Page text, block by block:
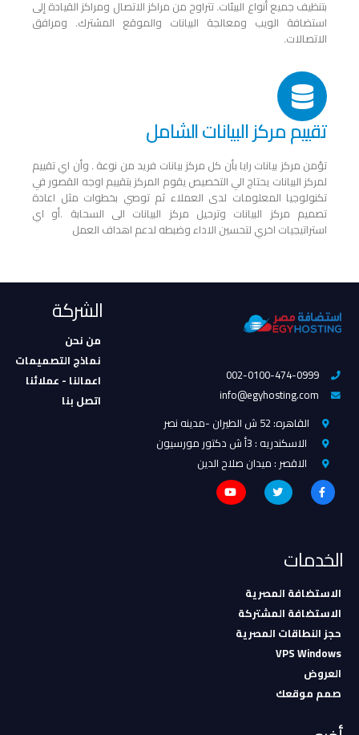
بتنظيف جميع أنواع البيئات. تتراوح من مراكز الاتصال ومراكز القيادة إلى
استضافة الويب ومعالجة البيانات والموقع المشترك. ومرافق
الاتصالات.
تقييم مركز البيانات الشامل
تؤمن مركز بيانات رايا بأن كل مركز بيانات فريد من نوعة . وأن اي تقييم
لمركز البيانات يحتاج الي التخصيص يقوم المركز بتقييم اوجه القصور في
تكنولوجيا المعلومات لدى العملاء ثم توصي بخطوات مثل اعادة
تصميم مركز البيانات وترحيل مركز البيانات الى السحابة .أو اي
استراتيجيات اخري لتحسين الاداء وضبطه لدعم اهداف العمل
002-0100-474-0999
info@egyhosting.com
القاهره: 52 ش الطيران -مدينه نصر
الاسكندريه : 3أ ش دكتور مورسيون
الاقصر : ميدان صلاح الدين
الشركة
من نحن
نماذج التصميمات
اعمالنا - عملائنا
اتصل بنا
الخدمات
الاستضافة المصرية
الاستضافة المشتركة
حجز النطاقات المصرية
VPS Windows
العروض
صمم موقعك